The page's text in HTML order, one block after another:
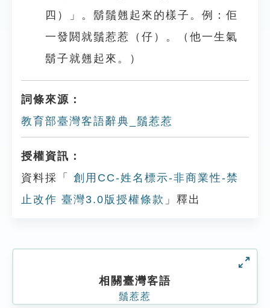
四）」。鬍鬚翹起來的樣子。例：佢
一發閼就鬚惹惹（仔）。（他一生氣
鬍子就翹起來。）
詞條來源：
教育部臺灣客語辭典_鬚惹惹
授權資訊：
資料採「
創用CC-姓名標示-非商業性-禁
止改作 臺灣3.0版授權條款 」釋出
相關臺灣客語
鬚惹惹